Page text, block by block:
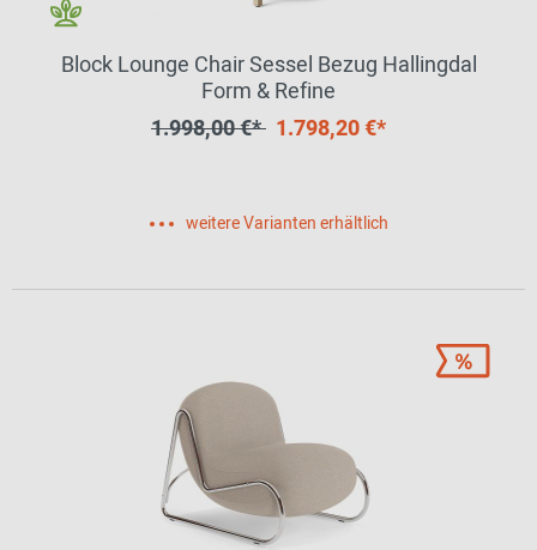
Block Lounge Chair Sessel Bezug Hallingdal
Form & Refine
1.998,00 €* 1.798,20 €*
weitere Varianten erhältlich